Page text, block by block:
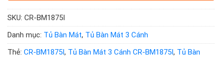
SKU: CR-BM1875I
Danh mục: Tủ Bàn Mát, Tủ Bàn Mát 3 Cánh
Thẻ: CR-BM1875I, Tủ Bàn Mát 3 Cánh CR-BM1875I, Tủ Bàn